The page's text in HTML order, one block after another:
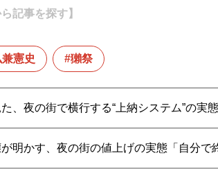
記事を探す】
憲史 獺祭
、夜の街で横行する“上納システム”の
明かす、夜の街の値上げの実態「自分で